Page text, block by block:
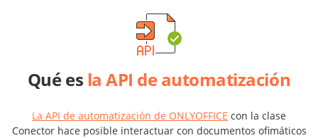
Qué es la API de automatización
La API de automatización de ONLYOFFICE con la clase
Conector hace posible interactuar con documentos ofimáticos